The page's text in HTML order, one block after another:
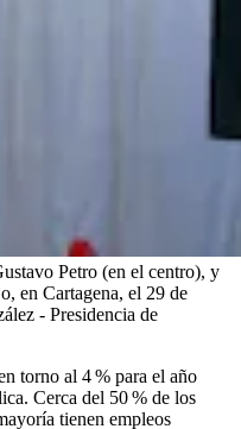
Petro (en el centro), y
en Cartagena, el 29 de
- Presidencia de
torno al 4 % para el año
Cerca del 50 % de los
tienen empleos